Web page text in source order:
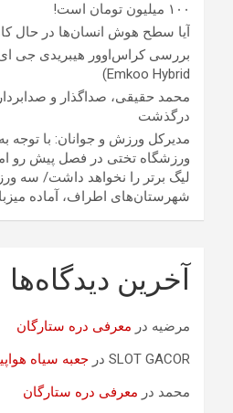
۱۰۰ میلیون تومان است!
آیا سطح هوش انسان‌ها در حال
Emkoo Hybrid)
محمد حقیقی، صداگذار و
درگذشت
مدیرکل ورزش و جوانان: با توجه
ورزشگاه تختی در فصل پیش رو
لیگ برتر را نخواهد داشت/ سه
شهرستان‌های اطراف، آماده
آخرین دیدگاه‌ها
مرضیه در معرفی دره ستارگان
SLOT GACOR در جعبه سیاه
محمد در معرفی دره ستارگان